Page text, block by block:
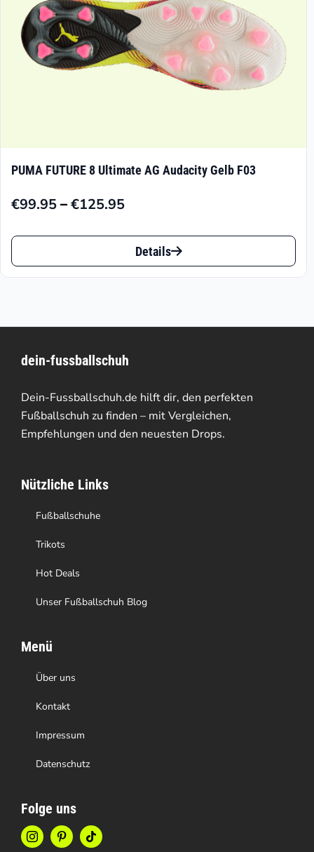
Produktseite
gewählt
werden
PUMA FUTURE 8 Ultimate AG Audacity Gelb F03
€99.95–€125.95
Preisspanne:
€99.95
€125.95
Dieses
Produkt
auf.
Die
Optionen
können
der
Produktseite
gewählt
werden
Details
dein-fussballschuh
Dein-Fussballschuh.de hilft dir, den perfekten
Fußballschuh zu finden – mit Vergleichen,
Empfehlungen und den neuesten Drops.
Nützliche Links
Fußballschuhe
Trikots
Hot Deals
Unser Fußballschuh Blog
Menü
Über uns
Kontakt
Impressum
Datenschutz
Folge uns